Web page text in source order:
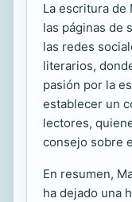
La escritura de
las páginas de
las redes
literarios,
pasión por la
establecer un
lectores,
consejo sobre
En resumen,
ha dejado una